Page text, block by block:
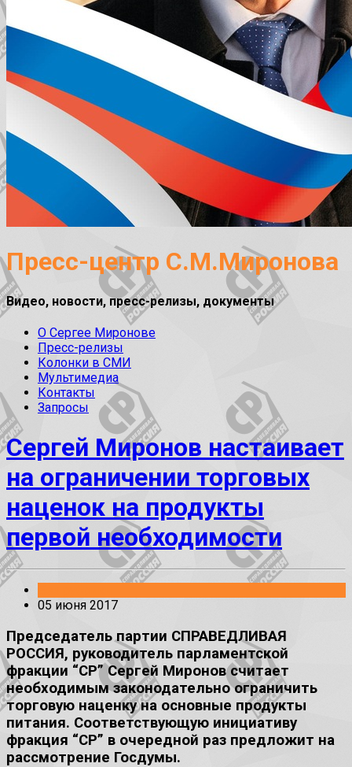
Пресс-центр С.М.Миронова
Видео, новости, пресс-релизы, документы
О Сергее Миронове
Пресс-релизы
Колонки в СМИ
Мультимедиа
Контакты
Запросы
Сергей Миронов настаивает
на ограничении торговых
наценок на продукты
первой необходимости
05 июня 2017
Председатель партии СПРАВЕДЛИВАЯ
РОССИЯ, руководитель парламентской
фракции “СР” Сергей Миронов считает
необходимым законодательно ограничить
торговую наценку на основные продукты
питания. Соответствующую инициативу
фракция “СР” в очередной раз предложит на
рассмотрение Госдумы.